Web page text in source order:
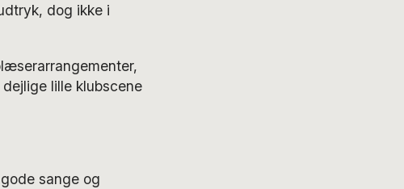
dog ikke i
dejlige lille klubscene
sange og